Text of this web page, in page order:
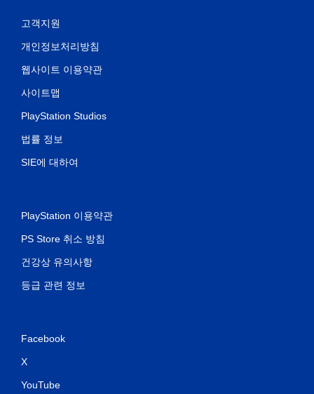
고객지원
개인정보처리방침
웹사이트 이용약관
사이트맵
PlayStation Studios
법률 정보
SIE에 대하여
PlayStation 이용약관
PS Store 취소 방침
건강상 유의사항
등급 관련 정보
Facebook
X
YouTube